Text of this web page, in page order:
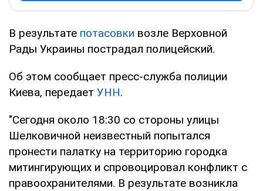
В результате потасовки возле Верховной
Рады Украины пострадал полицейский.
Об этом сообщает пресс-служба полиции
Киева, передает УНН.
"Сегодня около 18:30 со стороны улицы
Шелковичной неизвестный попытался
пронести палатку на территорию городка
митингирующих и спровоцировал конфликт с
правоохранителями. В результате возникла